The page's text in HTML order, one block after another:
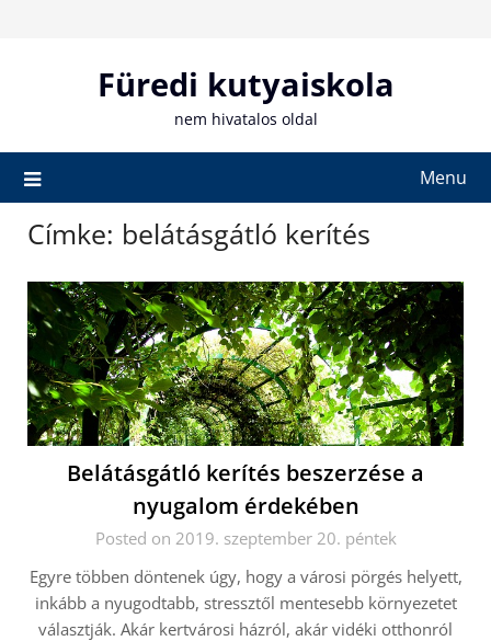
Füredi kutyaiskola
nem hivatalos oldal
Menu
Címke: belátásgátló kerítés
Belátásgátló kerítés beszerzése a
nyugalom érdekében
Posted on 2019. szeptember 20. péntek
Egyre többen döntenek úgy, hogy a városi pörgés helyett,
inkább a nyugodtabb, stressztől mentesebb környezetet
választják. Akár kertvárosi házról, akár vidéki otthonról